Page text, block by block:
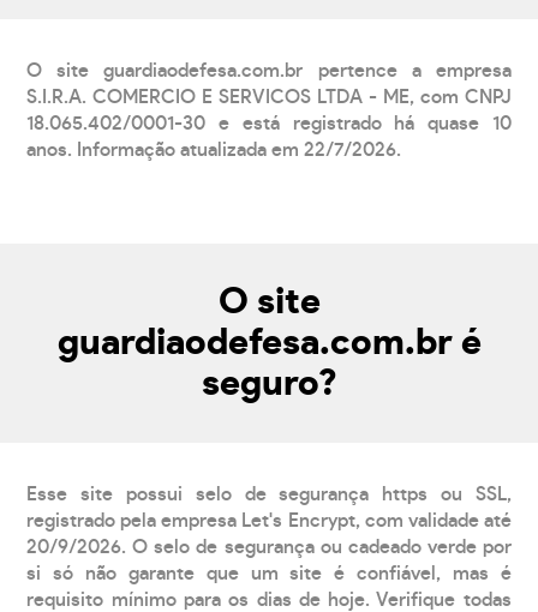
O site guardiaodefesa.com.br pertence a empresa
S.I.R.A. COMERCIO E SERVICOS LTDA - ME, com CNPJ
18.065.402/0001-30 e está registrado há quase 10
anos. Informação atualizada em 22/7/2026.
O site
guardiaodefesa.com.br é
seguro?
Esse site possui selo de segurança https ou SSL,
registrado pela empresa Let's Encrypt, com validade até
20/9/2026. O selo de segurança ou cadeado verde por
si só não garante que um site é confiável, mas é
requisito mínimo para os dias de hoje. Verifique todas